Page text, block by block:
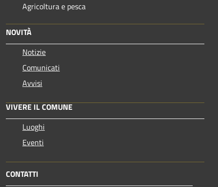
Agricoltura e pesca
NOVITÀ
Notizie
Comunicati
Avvisi
VIVERE IL COMUNE
Luoghi
Eventi
CONTATTI